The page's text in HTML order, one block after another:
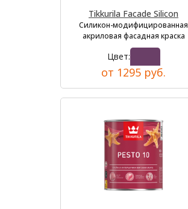
Tikkurila Facade Silicon
Силикон-модифицированная
акриловая фасадная краска
Цвет:
от 1295 руб.